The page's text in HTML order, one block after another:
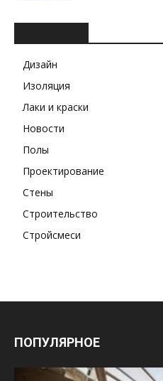
Дизайн
Изоляция
Лаки и краски
Новости
Полы
Проектирование
Стены
Строительство
Стройсмеси
ПОПУЛЯРНОЕ